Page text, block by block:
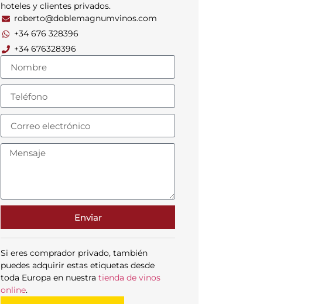
hoteles y clientes privados.
roberto@doblemagnumvinos.com
+34 676 328396
+34 676328396
Enviar
Si eres comprador privado, también
puedes adquirir estas etiquetas desde
toda Europa en nuestra tienda de vinos
online.